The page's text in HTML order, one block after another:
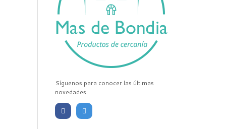
Síguenos para conocer las últimas
novedades